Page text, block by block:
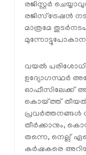
രജിസ്റ്റര്‍
രജിസ്‌ട്രേഷന്‍
മാത്രമേ
വയല്‍
ഉദ്യോഗസ്ഥര്‍
ഓഫീസിലേക്ക്
കൊയ്ത്ത്
പ്രവര്‍ത്തനങ്ങള്‍
തീര്‍ക്കാനും,
തന്നെ, നെല്ല്
കര്‍ഷകരെ